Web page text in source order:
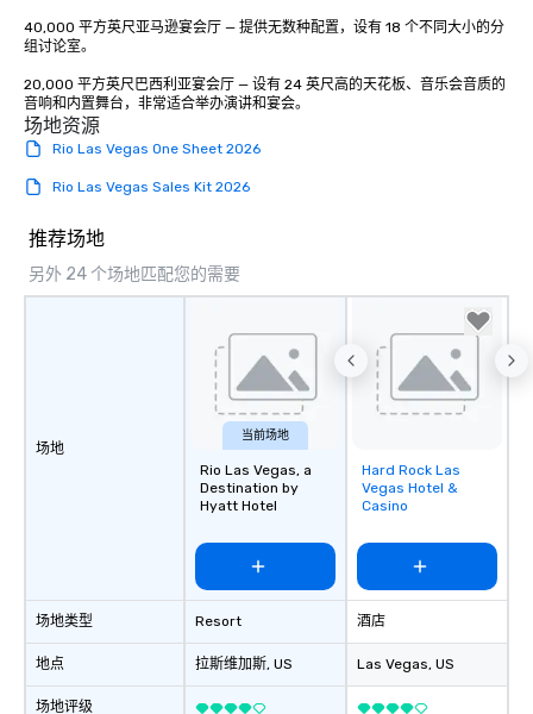
40,000 平方英尺亚马逊宴会厅 — 提供无数种配置，设有 18 个不同大小的分
组讨论室。
20,000 平方英尺巴西利亚宴会厅 — 设有 24 英尺高的天花板、音乐会音质的
音响和内置舞台，非常适合举办演讲和宴会。
场地资源
Rio Las Vegas One Sheet 2026
Rio Las Vegas Sales Kit 2026
推荐场地
另外 24 个场地匹配您的需要
场地
场地类型
地点
场地评级
当前场地
Rio Las Vegas, a
Destination by
Hyatt Hotel
Resort
拉斯维加斯, US
Removed from
favorites
Hard Rock Las
Vegas Hotel &
Casino
酒店
Las Vegas, US